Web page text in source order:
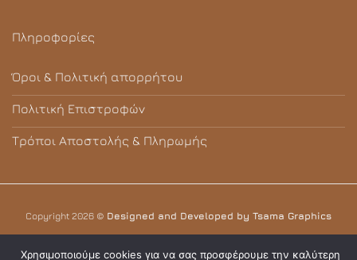
Πληροφορίες
Όροι & Πολιτική απορρήτου
Πολιτική Επιστροφών
Τρόποι Αποστολής & Πληρωμής
Copyright 2026 © Designed and Developed by Tsama Graphics
Χρησιμοποιούμε cookies για να σας προσφέρουμε την καλύτερη